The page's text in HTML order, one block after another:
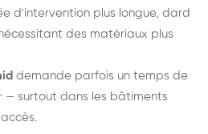
d'intervention plus longue, dard
des matériaux plus
demande parfois un temps de
— surtout dans les bâtiments